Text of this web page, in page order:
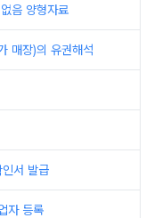
음 양형자료
매장)의 유권해석
서 발급
자 등록